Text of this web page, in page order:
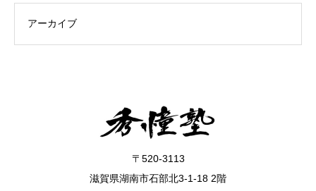
〒520-3113
滋賀県湖南市石部北3-1-18 2階